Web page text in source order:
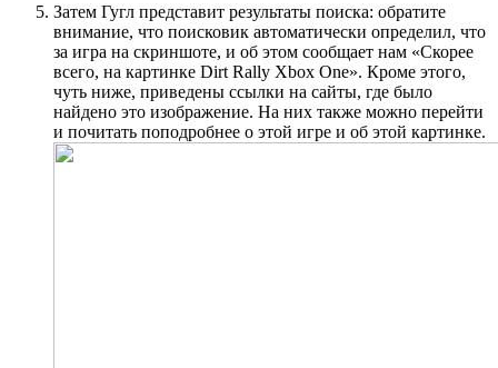
Затем Гугл представит результаты поиска: обратите
внимание, что поисковик автоматически определил, что
за игра на скриншоте, и об этом сообщает нам «Скорее
всего, на картинке Dirt Rally Xbox One». Кроме этого,
чуть ниже, приведены ссылки на сайты, где было
найдено это изображение. На них также можно перейти
и почитать поподробнее о этой игре и об этой картинке.